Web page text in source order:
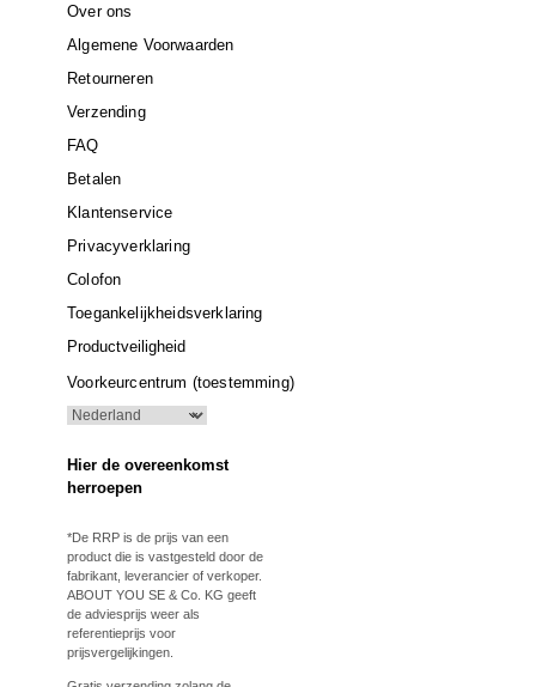
Over ons
Algemene Voorwaarden
Retourneren
Verzending
FAQ
Betalen
Klantenservice
Privacyverklaring
Colofon
Toegankelijkheidsverklaring
Productveiligheid
Voorkeurcentrum (toestemming)
Hier de overeenkomst
herroepen
*De RRP is de prijs van een
product die is vastgesteld door de
fabrikant, leverancier of verkoper.
ABOUT YOU SE & Co. KG geeft
de adviesprijs weer als
referentieprijs voor
prijsvergelijkingen.